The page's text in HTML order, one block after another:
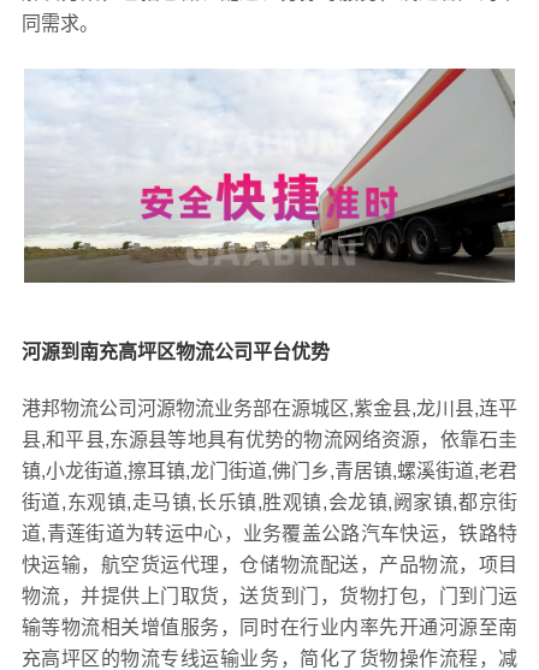
同需求。
河源到南充高坪区物流公司平台优势
港邦物流公司河源物流业务部在源城区,紫金县,龙川县,连平
县,和平县,东源县等地具有优势的物流网络资源，依靠石圭
镇,小龙街道,擦耳镇,龙门街道,佛门乡,青居镇,螺溪街道,老君
街道,东观镇,走马镇,长乐镇,胜观镇,会龙镇,阙家镇,都京街
道,青莲街道为转运中心，业务覆盖公路汽车快运，铁路特
快运输，航空货运代理，仓储物流配送，产品物流，项目
物流，并提供上门取货，送货到门，货物打包，门到门运
输等物流相关增值服务，同时在行业内率先开通河源至南
充高坪区的物流专线运输业务，简化了货物操作流程，减